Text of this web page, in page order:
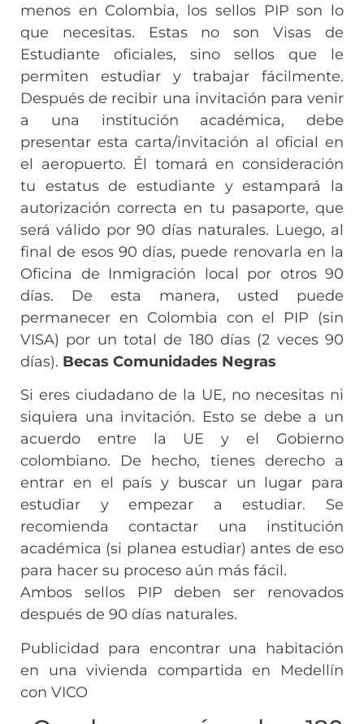
menos en Colombia, los sellos PIP son lo
que necesitas. Estas no son Visas de
Estudiante oficiales, sino sellos que le
permiten estudiar y trabajar fácilmente.
Después de recibir una invitación para venir
a una institución académica, debe
presentar esta carta/invitación al oficial en
el aeropuerto. Él tomará en consideración
tu estatus de estudiante y estampará la
autorización correcta en tu pasaporte, que
será válido por 90 días naturales. Luego, al
final de esos 90 días, puede renovarla en la
Oficina de Inmigración local por otros 90
días. De esta manera, usted puede
permanecer en Colombia con el PIP (sin
VISA) por un total de 180 días (2 veces 90
días). Becas Comunidades Negras
Si eres ciudadano de la UE, no necesitas ni
siquiera una invitación. Esto se debe a un
acuerdo entre la UE y el Gobierno
colombiano. De hecho, tienes derecho a
entrar en el país y buscar un lugar para
estudiar y empezar a estudiar. Se
recomienda contactar una institución
académica (si planea estudiar) antes de eso
para hacer su proceso aún más fácil.
Ambos sellos PIP deben ser renovados
después de 90 días naturales.
Publicidad para encontrar una habitación
en una vivienda compartida en Medellín
con VICO